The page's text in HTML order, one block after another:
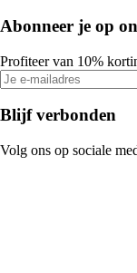
Abonneer je op
Profiteer van 10%
Blijf verbonden
Volg ons op sociale